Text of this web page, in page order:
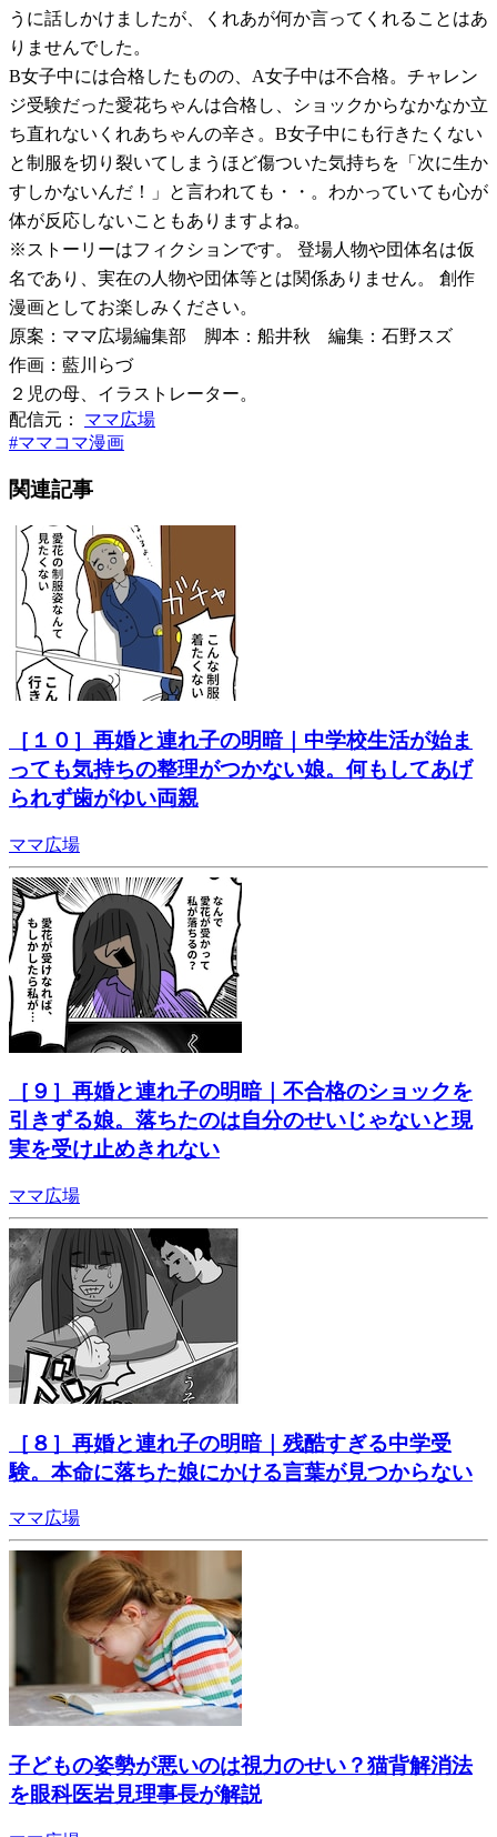
うに話しかけましたが、くれあが何か言ってくれることはあ
りませんでした。
B女子中には合格したものの、A女子中は不合格。チャレン
ジ受験だった愛花ちゃんは合格し、ショックからなかなか立
ち直れないくれあちゃんの辛さ。B女子中にも行きたくない
と制服を切り裂いてしまうほど傷ついた気持ちを「次に生か
すしかないんだ！」と言われても・・。わかっていても心が
体が反応しないこともありますよね。
※ストーリーはフィクションです。 登場人物や団体名は仮
名であり、実在の人物や団体等とは関係ありません。 創作
漫画としてお楽しみください。
原案：ママ広場編集部 脚本：船井秋 編集：石野スズ
作画：藍川らづ
２児の母、イラストレーター。
配信元： ママ広場
#ママコマ漫画
関連記事
［１０］再婚と連れ子の明暗｜中学校生活が始ま
っても気持ちの整理がつかない娘。何もしてあげ
られず歯がゆい両親
ママ広場
［９］再婚と連れ子の明暗｜不合格のショックを
引きずる娘。落ちたのは自分のせいじゃないと現
実を受け止めきれない
ママ広場
［８］再婚と連れ子の明暗｜残酷すぎる中学受
験。本命に落ちた娘にかける言葉が見つからない
ママ広場
子どもの姿勢が悪いのは視力のせい？猫背解消法
を眼科医岩見理事長が解説